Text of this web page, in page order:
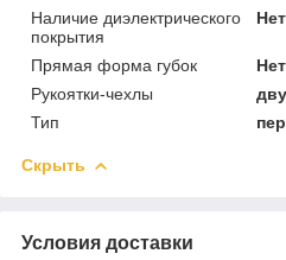
Наличие диэлектрического
покрытия
Нет
Прямая форма губок
Нет
Рукоятки-чехлы
Тип
Скрыть
Условия доставки